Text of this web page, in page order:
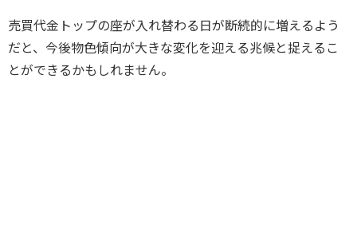
売買代金トップの座が入れ替わる日が断続的に増えるよう
だと、今後物色傾向が大きな変化を迎える兆候と捉えるこ
とができるかもしれません。